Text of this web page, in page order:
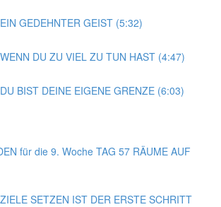
GEDEHNTER GEIST (5:32)
DU ZU VIEL ZU TUN HAST (4:47)
BIST DEINE EIGENE GRENZE (6:03)
für die 9. Woche TAG 57 RÄUME AUF
SETZEN IST DER ERSTE SCHRITT